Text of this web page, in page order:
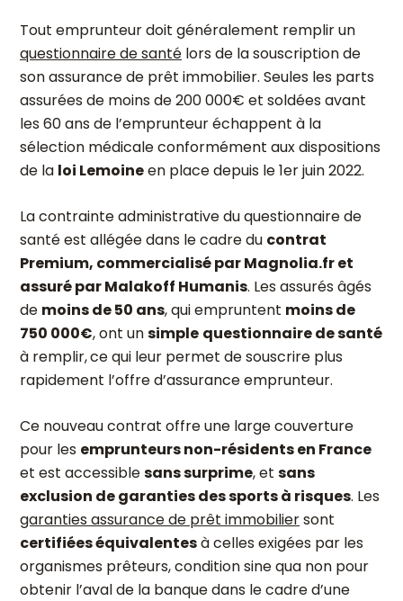
Tout emprunteur doit généralement remplir un
questionnaire de santé lors de la souscription de
son assurance de prêt immobilier. Seules les parts
assurées de moins de 200 000€ et soldées avant
les 60 ans de l’emprunteur échappent à la
sélection médicale conformément aux dispositions
de la loi Lemoineen place depuis le 1erjuin 2022.
La contrainte administrative du questionnaire de
santé est allégée dans le cadre du contrat
Premium, commercialisé par Magnolia.fr et
assuré par Malakoff Humanis. Les assurés âgés
de moins de 50 ans, qui empruntent moins de
750 000€, ont unsimple questionnaire de santé
à remplir,ce qui leur permet de souscrire plus
rapidement l’offre d’assurance emprunteur.
Ce nouveau contrat offre une large couverture
pour les emprunteurs non-résidents en France
et est accessiblesans surprime, et sans
exclusion de garanties des sports à risques. Les
garanties assurance de prêt immobiliersont
certifiées équivalentesà celles exigées par les
organismes prêteurs, condition sine qua non pour
obtenir l’aval de la banque dans le cadre d’une